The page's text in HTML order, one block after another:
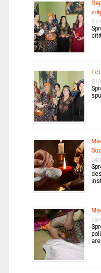
01/
01/
Sud
04/
03/
are